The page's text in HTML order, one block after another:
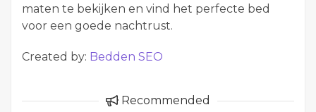
maten te bekijken en vind het perfecte bed
voor een goede nachtrust.
Created by: Bedden SEO
Recommended